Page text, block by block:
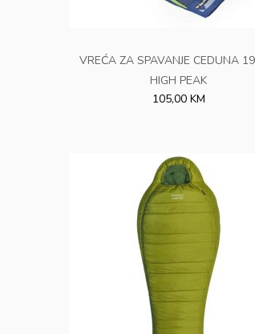
VREĆA ZA SPAVANJE CEDUNA
HIGH PEAK
105,00 KM